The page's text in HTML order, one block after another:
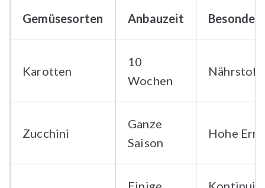
Gemüsesorten Anbauzeit
Karotten
10
Wochen
Zucchini
Ganze
Saison
Hohe